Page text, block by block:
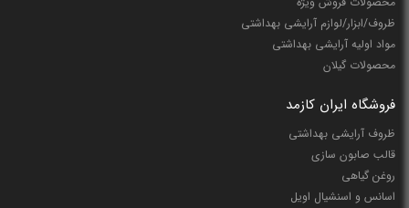
ظروف/ابزار/لوازم آرایشی بهداشتی
مواد اولیه آرایشی بهداشتی
محصولات گیلان
فروشگاه ایران کازمد
ظروف آرایشی بهداشتی
قالب صابون سازی
روغن گیاهی
اسانس و اسنشیال اویل